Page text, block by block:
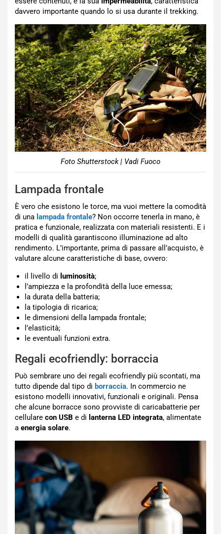
davvero importante quando lo si usa durante il trekking.
Foto Shutterstock | Vadi Fuoco
Lampada frontale
È vero che esistono le torce, ma vuoi mettere la comodità
di una lampada frontale? Non occorre tenerla in mano, è
pratica e funzionale, realizzata con materiali resistenti. E i
modelli di qualità garantiscono illuminazione ad alto
rendimento. L’importante, prima di passare all’acquisto, è
valutare alcune caratteristiche di base, ovvero:
il livello di luminosità;
l’ampiezza e la profondità della luce emessa;
la durata della batteria;
la tipologia di ricarica;
le dimensioni della lampada frontale;
l’elasticità;
le eventuali funzioni extra.
Regali ecofriendly: borraccia
Può sembrare uno dei regali ecofriendly più scontati, ma
tutto dipende dal tipo di borraccia. In commercio ne
esistono modelli innovativi, funzionali e originali. Pensa
che alcune borracce sono provviste di caricabatterie per
cellulare con USB e di lanterna LED integrata, alimentate
a energia solare.